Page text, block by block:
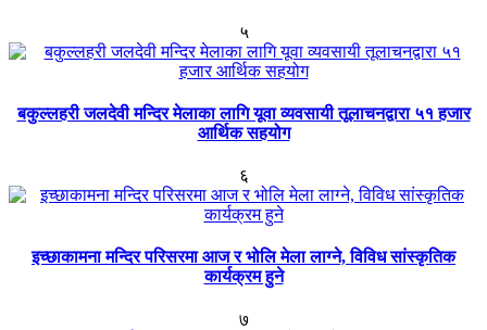
५
बकुल्लहरी जलदेवी मन्दिर मेलाका लागि यूवा व्यवसायी तूलाचनद्वारा ५१ हजार
आर्थिक सहयोग
६
इच्छाकामना मन्दिर परिसरमा आज र भोलि मेला लाग्ने, विविध सांस्कृतिक
कार्यक्रम हुने
७